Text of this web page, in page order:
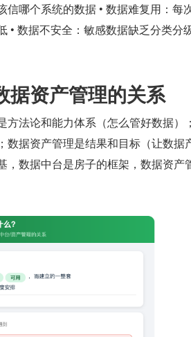
哪个系统的数据 • 数据难复用：每
• 数据不安全：敏感数据缺乏分类分
据资产管理的关系
方法论和能力体系（怎么管好数据）
数据资产管理是结果和目标（让数据
，数据中台是房子的框架，数据资产